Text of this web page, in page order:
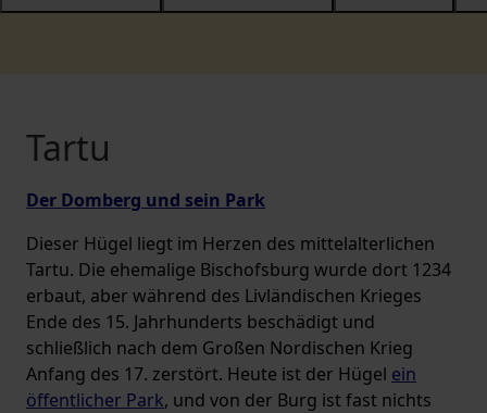
Tartu
Der Domberg und sein Park
Dieser Hügel liegt im Herzen des mittelalterlichen
Tartu. Die ehemalige Bischofsburg wurde dort 1234
erbaut, aber während des Livländischen Krieges
Ende des 15. Jahrhunderts beschädigt und
schließlich nach dem Großen Nordischen Krieg
Anfang des 17. zerstört. Heute ist der Hügel ein
öffentlicher Park, und von der Burg ist fast nichts